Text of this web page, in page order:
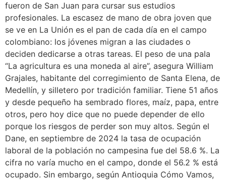
fueron de San Juan para cursar sus estudios
profesionales. La escasez de mano de obra joven que
se ve en La Unión es el pan de cada día en el campo
colombiano: los jóvenes migran a las ciudades o
deciden dedicarse a otras tareas. El peso de una pala
“La agricultura es una moneda al aire”, asegura William
Grajales, habitante del corregimiento de Santa Elena, de
Medellín, y silletero por tradición familiar. Tiene 51 años
y desde pequeño ha sembrado flores, maíz, papa, entre
otros, pero hoy dice que no puede depender de ello
porque los riesgos de perder son muy altos. Según el
Dane, en septiembre de 2024 la tasa de ocupación
laboral de la población no campesina fue del 58.6 %. La
cifra no varía mucho en el campo, donde el 56.2 % está
ocupado. Sin embargo, según Antioquia Cómo Vamos,